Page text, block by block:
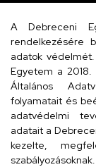
UD
A Debreceni
rendelkezésére
adatok
Egyetem a 2018.
Általános
folyamatait és
adatvédelmi
adatait a
kezelte,